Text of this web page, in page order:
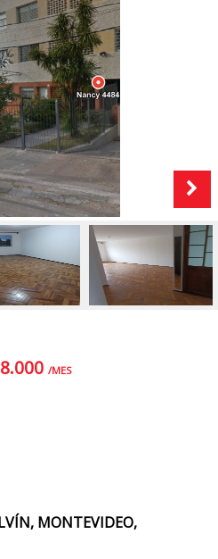
/MES
MONTEVIDEO,